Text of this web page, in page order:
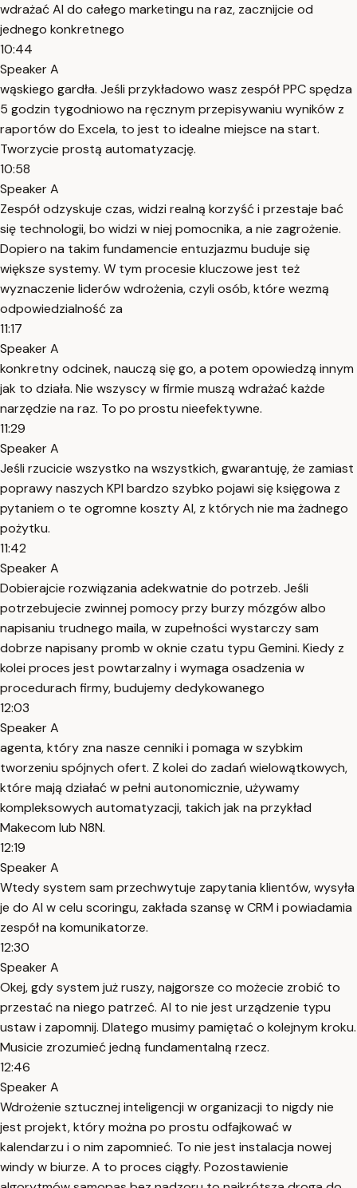
wdrażać AI do całego marketingu na raz, zacznijcie od
jednego konkretnego
10:44
Speaker A
wąskiego gardła. Jeśli przykładowo wasz zespół PPC spędza
5 godzin tygodniowo na ręcznym przepisywaniu wyników z
raportów do Excela, to jest to idealne miejsce na start.
Tworzycie prostą automatyzację.
10:58
Speaker A
Zespół odzyskuje czas, widzi realną korzyść i przestaje bać
się technologii, bo widzi w niej pomocnika, a nie zagrożenie.
Dopiero na takim fundamencie entuzjazmu buduje się
większe systemy. W tym procesie kluczowe jest też
wyznaczenie liderów wdrożenia, czyli osób, które wezmą
odpowiedzialność za
11:17
Speaker A
konkretny odcinek, nauczą się go, a potem opowiedzą innym
jak to działa. Nie wszyscy w firmie muszą wdrażać każde
narzędzie na raz. To po prostu nieefektywne.
11:29
Speaker A
Jeśli rzucicie wszystko na wszystkich, gwarantuję, że zamiast
poprawy naszych KPI bardzo szybko pojawi się księgowa z
pytaniem o te ogromne koszty AI, z których nie ma żadnego
pożytku.
11:42
Speaker A
Dobierajcie rozwiązania adekwatnie do potrzeb. Jeśli
potrzebujecie zwinnej pomocy przy burzy mózgów albo
napisaniu trudnego maila, w zupełności wystarczy sam
dobrze napisany promb w oknie czatu typu Gemini. Kiedy z
kolei proces jest powtarzalny i wymaga osadzenia w
procedurach firmy, budujemy dedykowanego
12:03
Speaker A
agenta, który zna nasze cenniki i pomaga w szybkim
tworzeniu spójnych ofert. Z kolei do zadań wielowątkowych,
które mają działać w pełni autonomicznie, używamy
kompleksowych automatyzacji, takich jak na przykład
Makecom lub N8N.
12:19
Speaker A
Wtedy system sam przechwytuje zapytania klientów, wysyła
je do AI w celu scoringu, zakłada szansę w CRM i powiadamia
zespół na komunikatorze.
12:30
Speaker A
Okej, gdy system już ruszy, najgorsze co możecie zrobić to
przestać na niego patrzeć. AI to nie jest urządzenie typu
ustaw i zapomnij. Dlatego musimy pamiętać o kolejnym kroku.
Musicie zrozumieć jedną fundamentalną rzecz.
12:46
Speaker A
Wdrożenie sztucznej inteligencji w organizacji to nigdy nie
jest projekt, który można po prostu odfajkować w
kalendarzu i o nim zapomnieć. To nie jest instalacja nowej
windy w biurze. A to proces ciągły. Pozostawienie